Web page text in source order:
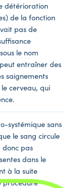
détérioration
de la fonction
pas de
le nom
entraîner des
saignements
le cerveau, qui
systémique sans
le sang circule
pas
dans le
à la suite
procédure